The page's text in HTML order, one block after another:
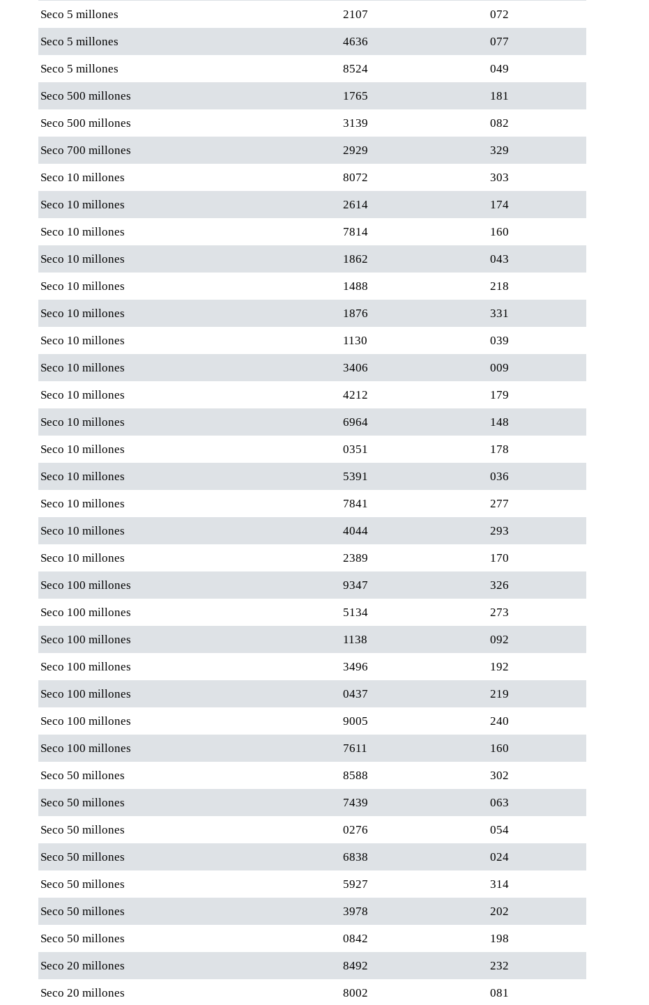
Seco 5 millones 2107 072
Seco 5 millones 4636 077
Seco 5 millones 8524 049
Seco 500 millones 1765 181
Seco 500 millones 3139 082
Seco 700 millones 2929 329
Seco 10 millones 8072 303
Seco 10 millones 2614 174
Seco 10 millones 7814 160
Seco 10 millones 1862 043
Seco 10 millones 1488 218
Seco 10 millones 1876 331
Seco 10 millones 1130 039
Seco 10 millones 3406 009
Seco 10 millones 4212 179
Seco 10 millones 6964 148
Seco 10 millones 0351 178
Seco 10 millones 5391 036
Seco 10 millones 7841 277
Seco 10 millones 4044 293
Seco 10 millones 2389 170
Seco 100 millones 9347 326
Seco 100 millones 5134 273
Seco 100 millones 1138 092
Seco 100 millones 3496 192
Seco 100 millones 0437 219
Seco 100 millones 9005 240
Seco 100 millones 7611 160
Seco 50 millones 8588 302
Seco 50 millones 7439 063
Seco 50 millones 0276 054
Seco 50 millones 6838 024
Seco 50 millones 5927 314
Seco 50 millones 3978 202
Seco 50 millones 0842 198
Seco 20 millones 8492 232
Seco 20 millones 8002 081